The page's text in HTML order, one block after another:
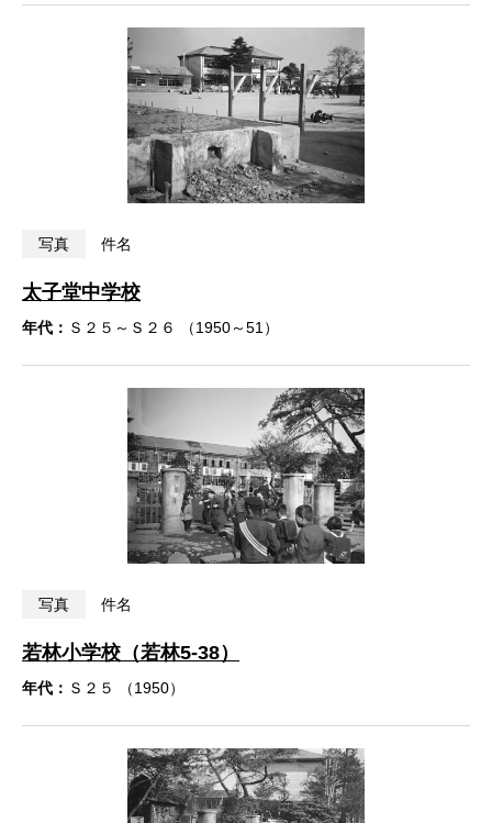
写真 件名
太子堂中学校
年代： Ｓ２５～Ｓ２６ （1950～51）
写真 件名
若林小学校（若林5-38）
年代： Ｓ２５ （1950）